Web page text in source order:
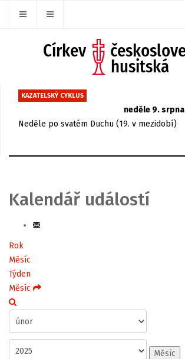
KAZATELSKÝ CYKLUS
neděle 9. srpna
Neděle po svatém Duchu (19. v mezidobí)
Kalendář událostí
Rok
Měsíc
Týden
Měsíc
Měsíc